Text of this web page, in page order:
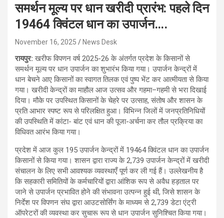
समर्थन मूल्य पर धान खरीदी प्रारंभ: पहले दिन
19464 क्विंटल धान का उपार्जन….
November 16, 2025 News Desk
रायपुर:खरीफ विपणन वर्ष 2025-26 के अंतर्गत प्रदेश के किसानों से
समर्थन मूल्य पर धान उपार्जन का शुभारंभ किया गया। उपार्जन केन्द्रों में
धान बेचने आए किसानों का स्वागत तिलक एवं पुष्प भेंट कर आत्मीयता से किया
गया। खरीदी केन्द्रों का माहौल आज उत्सव और गहमा–गहमी से भरा दिखाई
दिया। मौके पर उपस्थित किसानों के चेहरे पर उत्साह, संतोष और शासन के
प्रति आभार स्पष्ट रूप से परिलक्षित हुआ। विभिन्न जिलों में जनप्रतिनिधियों
की उपस्थिति में कांटा- बांट एवं धान की पूजा-अर्चना कर तौल प्रक्रिया का
विधिवत आरंभ किया गया।
प्रदेश में आज कुल 195 उपार्जन केन्द्रों में 19464 क्विंटल धान का उपार्जन
किसानों से किया गया। शासन द्वारा राज्य के 2,739 उपार्जन केन्द्रों में खरीदी
संचालन के लिए सभी आवश्यक व्यवस्थाएँ पूर्ण कर ली गई हैं। उल्लेखनीय है
कि सहकारी समितियों के कर्मचारियों द्वारा आंशिक रूप से अवैध हड़ताल पर
जाने से उपार्जन प्रभावित होने की संभावना उत्पन्न हुई थी, जिसे शासन के
निर्देश पर विपणन संघ द्वारा आउटसोर्सिंग के माध्यम से 2,739 डेटा एंट्री
ऑपरेटरों की व्यवस्था कर सुचारू रूप से धान उपार्जन सुनिश्चित किया गया।